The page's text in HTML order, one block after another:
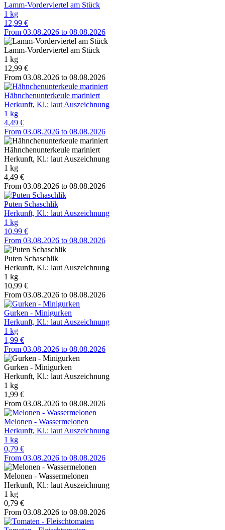
Lamm-Vorderviertel am Stück
1 kg
12,99 €
From 03.08.2026 to 08.08.2026
Lamm-Vorderviertel am Stück
1 kg
12,99 €
From 03.08.2026 to 08.08.2026
Hähnchenunterkeule mariniert
Herkunft, Kl.: laut Auszeichnung
1 kg
4,49 €
From 03.08.2026 to 08.08.2026
Hähnchenunterkeule mariniert
Herkunft, Kl.: laut Auszeichnung
1 kg
4,49 €
From 03.08.2026 to 08.08.2026
Puten Schaschlik
Herkunft, Kl.: laut Auszeichnung
1 kg
10,99 €
From 03.08.2026 to 08.08.2026
Puten Schaschlik
Herkunft, Kl.: laut Auszeichnung
1 kg
10,99 €
From 03.08.2026 to 08.08.2026
Gurken - Minigurken
Herkunft, Kl.: laut Auszeichnung
1 kg
1,99 €
From 03.08.2026 to 08.08.2026
Gurken - Minigurken
Herkunft, Kl.: laut Auszeichnung
1 kg
1,99 €
From 03.08.2026 to 08.08.2026
Melonen - Wassermelonen
Herkunft, Kl.: laut Auszeichnung
1 kg
0,79 €
From 03.08.2026 to 08.08.2026
Melonen - Wassermelonen
Herkunft, Kl.: laut Auszeichnung
1 kg
0,79 €
From 03.08.2026 to 08.08.2026